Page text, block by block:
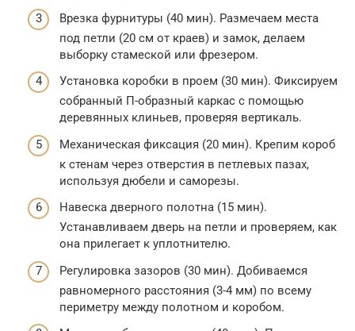
Врезка фурнитуры (40 мин). Размечаем места
под петли (20 см от краев) и замок, делаем
выборку стамеской или фрезером.
Установка коробки в проем (30 мин). Фиксируем
собранный П-образный каркас с помощью
деревянных клиньев, проверяя вертикаль.
Механическая фиксация (20 мин). Крепим короб
к стенам через отверстия в петлевых пазах,
используя дюбели и саморезы.
Навеска дверного полотна (15 мин).
Устанавливаем дверь на петли и проверяем, как
она прилегает к уплотнителю.
Регулировка зазоров (30 мин). Добиваемся
равномерного расстояния (3-4 мм) по всему
периметру между полотном и коробом.